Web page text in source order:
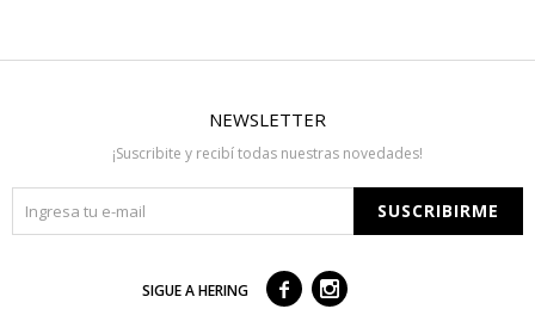
NEWSLETTER
¡Suscribite y recibí todas nuestras novedades!
SUSCRIBIRME
SIGUE A HERING  